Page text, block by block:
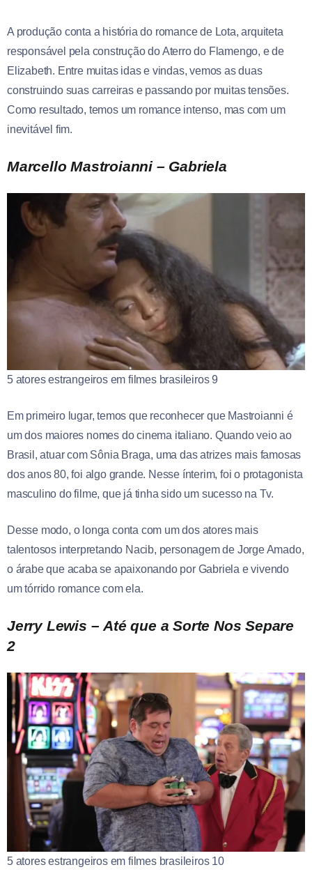
A produção conta a história do romance de Lota, arquiteta
responsável pela construção do Aterro do Flamengo, e de
Elizabeth. Entre muitas idas e vindas, vemos as duas
construindo suas carreiras e passando por muitas tensões.
Como resultado, temos um romance intenso, mas com um
inevitável fim.
Marcello Mastroianni – Gabriela
5 atores estrangeiros em filmes brasileiros 9
Em primeiro lugar, temos que reconhecer que Mastroianni é
um dos maiores nomes do cinema italiano. Quando veio ao
Brasil, atuar com Sônia Braga, uma das atrizes mais famosas
dos anos 80, foi algo grande. Nesse ínterim, foi o protagonista
masculino do filme, que já tinha sido um sucesso na Tv.
Desse modo, o longa conta com um dos atores mais
talentosos interpretando Nacib, personagem de Jorge Amado,
o árabe que acaba se apaixonando por Gabriela e vivendo
um tórrido romance com ela.
Jerry Lewis – Até que a Sorte Nos Separe
2
5 atores estrangeiros em filmes brasileiros 10